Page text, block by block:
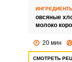
овсяные
молоко
20 мин
СМОТРЕТЬ